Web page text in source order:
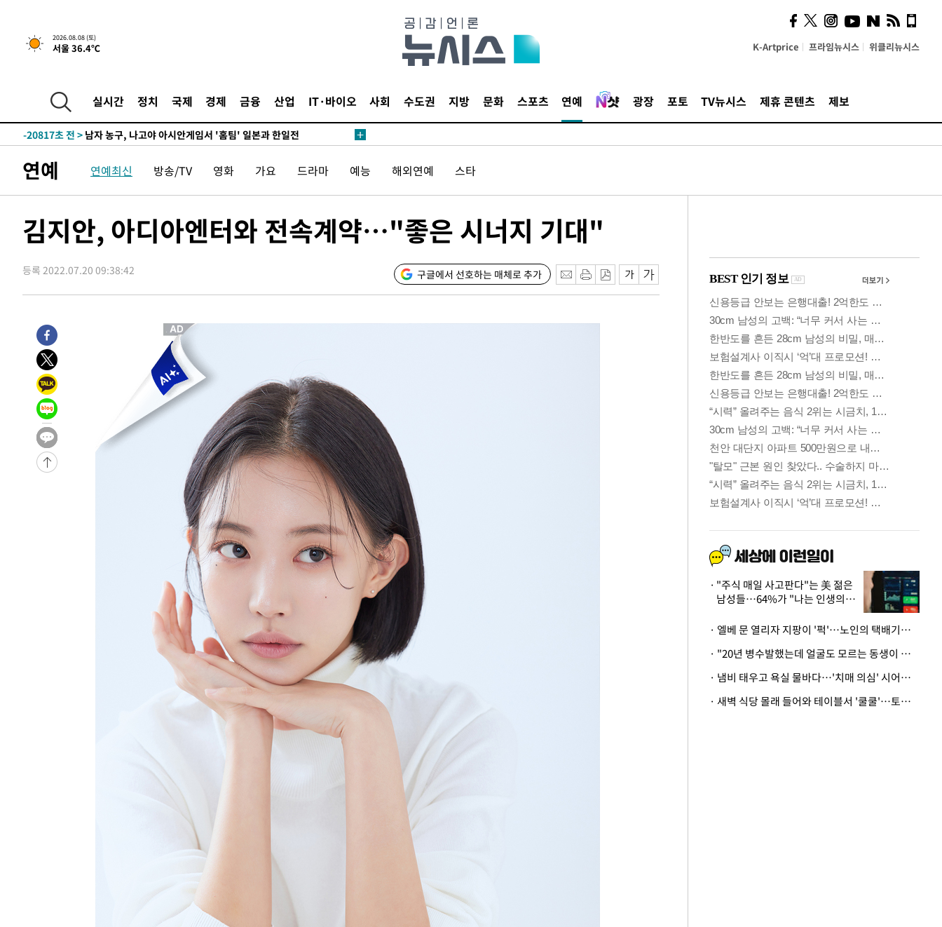
2026.08.08 (토)
서울 36.4℃ K-Artprice 프라임뉴시스 위클리뉴시스
실시간 정치 국제 경제 금융 산업 IT·바이오 사회 수도권 지방 문화 스포츠 연예 광장 포토 TV뉴시스 제휴 콘텐츠 제보
1시간 전 >[속보]뉴욕증시 상승 마감…S&P 0.6% 나스닥 1.3%↑
-25573초 전 >
백운산서 80년근 천종산삼 9뿌리 발견…감정가 1.3억원
-23283초 전 >
-20817초 전 > 남자 농구, 나고야 아시안게임서 '홈팀' 일본과 한일전
-16420초 전 >
극한폭염 한풀 꺾이지만…'낮 최고 35도' 무더위, 열대야 계속[다음
-13438초 전 >축구협회 "압수수색·성접대 논란 사과…쇄신의 기회로 삼겠다"
송"
-576초 전 > '최고 37도' 폭염 지속…강원동해안 최대 150㎜ 비
-29466초 전 >강릉에 시간당 81.4㎜ 물폭탄…도로 잠기고 담벼락 붕괴
-25573초 전 >백운산서 80년근 천종산삼 9뿌리 발견…감정가 1.3억원
-20817초 전 >
남자 농구, 나고야 아시안게임서 '홈팀' 일본과 한일전
-20193초 전 >
여수 오동도 해상서 모터보트 전복…1명 사망·1명 실종
-16420초 전 >
극한폭염 한풀 꺾이지만…'낮 최고 35도' 무더위, 열대야 계속[다음
주 날씨]
-13438초 전 >
축구협회 "압수수색·성접대 논란 사과…쇄신의 기회로 삼겠다"
-11955초 전 >
[속보]'압수수색·성접대 논란' 축구협회 "실망과 걱정 안겨드려 죄
-576초 전 >
'최고 37도' 폭염 지속…강원동해안 최대 150㎜ 비
1시간 전 >
[속보]뉴욕증시 상승 마감…S&P 0.6% 나스닥 1.3%↑
연예 연예최신 방송/TV 영화 가요 드라마 예능 해외연예 스타
김지안, 아디아엔터와 전속계약…"좋은 시너지 기대"
등록 2022.07.20 09:38:42 구글에서 선호하는 매체로 추가
사이 해답 찾았죠"…알을
깨고 나온 '초자아'
"주식 매일 사고판다"는 美 젊은
남성들…64%가 "나는 인생의
· 엘베 문 열리자 지팡이 '퍽'…노인의 택배기사 폭행 이유
· "20년 병수발했는데 얼굴도 모르는 동생이 유산 절반을"…배다른 형제 상속권 있을까
· 냄비 태우고 욕실 물바다…'치매 의심' 시어머니 검사 권유했다가 '날벼락'
· 새벽 식당 몰래 들어와 테이블서 '쿨쿨'…토사물 남기고 사라진 남성